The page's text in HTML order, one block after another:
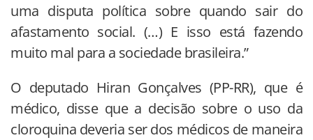
uma disputa política sobre quando sair do
afastamento social. (…) E isso está fazendo
muito mal para a sociedade brasileira.”
O deputado Hiran Gonçalves (PP-RR), que é
médico, disse que a decisão sobre o uso da
cloroquina deveria ser dos médicos de maneira